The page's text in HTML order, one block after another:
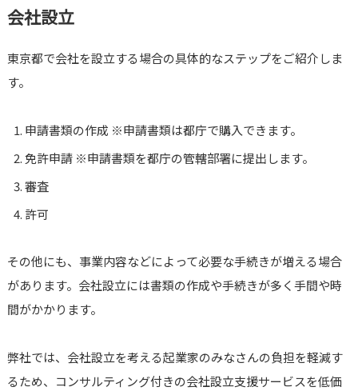
会社設立
東京都で会社を設立する場合の具体的なステップをご紹介しま
す。
申請書類の作成 ※申請書類は都庁で購入できます。
免許申請 ※申請書類を都庁の管轄部署に提出します。
審査
許可
その他にも、事業内容などによって必要な手続きが増える場合
があります。会社設立には書類の作成や手続きが多く手間や時
間がかかります。
弊社では、会社設立を考える起業家のみなさんの負担を軽減す
るため、コンサルティング付きの会社設立支援サービスを低価